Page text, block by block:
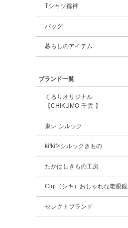
Tシャツ襦袢
バッグ
暮らしのアイテム
ブランド一覧
くるりオリジナル
【CHIKUMO-千雲-】
東レ シルック
kifkif×シルックきもの
たかはしきもの工房
Ciqi（シキ）おしゃれな老眼鏡
セレクトブランド